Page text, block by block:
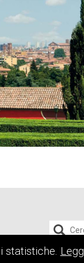
MARKETING E
Ricerca
per:
statistiche.